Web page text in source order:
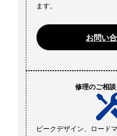
ます。
お問い
修理のご相
ピークデザイン、ロード